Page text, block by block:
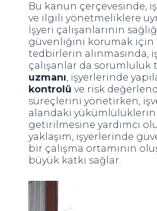
Bu kanun çerçevesinde,
ve ilgili yönetmeliklere
İşyeri çalışanlarının
güvenliğini korumak için
tedbirlerin alınmasında,
çalışanlar da sorumluluk
uzmanı, işyerlerinde
kontrolü ve risk
süreçlerini yönetirken,
alandaki
getirilmesine yardımcı
yaklaşım, işyerlerinde
bir çalışma ortamının
büyük katkı sağlar.